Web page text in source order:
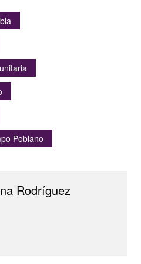
Poblano
Rodríguez